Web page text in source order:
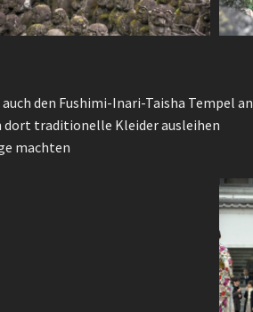
auch den Fushimi-Inari-Taisha Tempel an
dort traditionelle Kleider ausleihen
machten